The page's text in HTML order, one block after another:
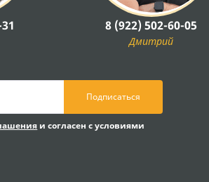
8 (922) 502-60-05
Дмитрий
Подписаться
и согласен с условиями